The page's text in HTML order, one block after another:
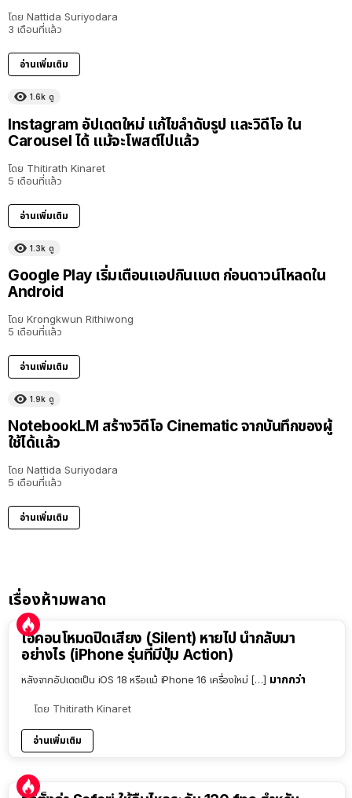
โดย Nattida Suriyodara
3 เดือนที่แล้ว
อ่านเพิ่มเติม
1.6k ดู
Instagram อัปเดตใหม่ แก้ไขลำดับรูป และวิดีโอ ใน
Carousel ได้ แม้จะโพสต์ไปแล้ว
โดย Thitirath Kinaret
5 เดือนที่แล้ว
อ่านเพิ่มเติม
1.3k ดู
Google Play เริ่มเตือนแอปกินแบต ก่อนดาวน์โหลดใน
Android
โดย Krongkwun Rithiwong
5 เดือนที่แล้ว
อ่านเพิ่มเติม
1.9k ดู
NotebookLM สร้างวิดีโอ Cinematic จากบันทึกของผู้
ใช้ได้แล้ว
โดย Nattida Suriyodara
5 เดือนที่แล้ว
อ่านเพิ่มเติม
เรื่องห้ามพลาด
ไอคอนโหมดปิดเสียง (Silent) หายไป นำกลับมา
อย่างไร (iPhone รุ่นที่มีปุ่ม Action)
หลังจากอัปเดตเป็น iOS 18 หรือแม้ iPhone 16 เครื่องใหม่ […] มากกว่า
โดย Thitirath Kinaret
อ่านเพิ่มเติม